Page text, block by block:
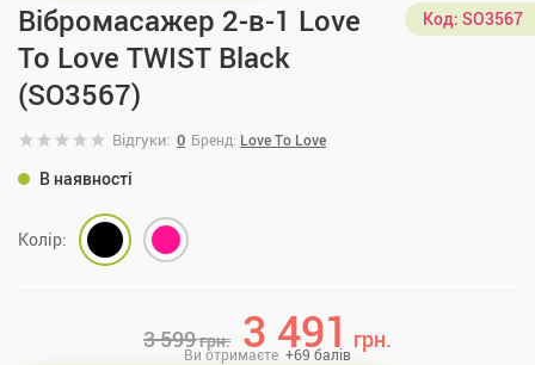
Вібромасажер 2-в-1 Love
To Love TWIST Black
(SO3567)
Код: SO3567
Відгуки: 0 Бренд: Love To Love
В наявності
Колір:
3 599грн. 3 491 грн.
Ви отримаєте +69 балів